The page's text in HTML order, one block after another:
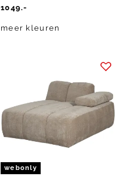
1049.-
meer kleuren
webonly